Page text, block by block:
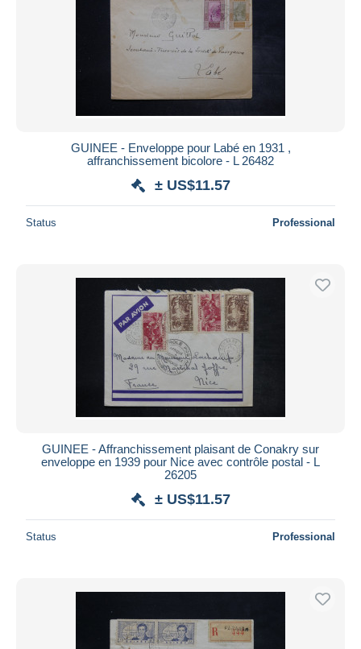
GUINEE - Enveloppe pour Labé en 1931 ,
affranchissement bicolore - L 26482
± US$11.57
Status Professional
GUINEE - Affranchissement plaisant de Conakry sur
enveloppe en 1939 pour Nice avec contrôle postal - L
26205
± US$11.57
Status Professional